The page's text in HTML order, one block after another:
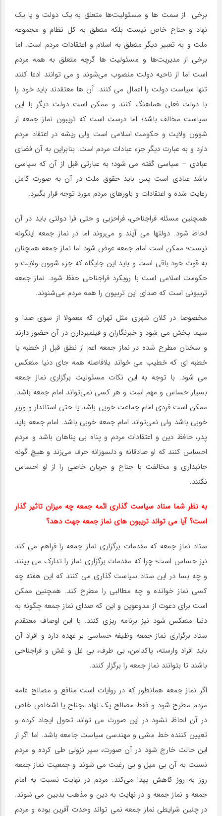
برخی از سمت ها و مسئولیت‌ها متعلق به یک دولت و یا یک
نهاد و جناح خاص نیست بلکه متعلق به کل نظام و مجموعه
ملت و به تعبیر دیگر متعلق به اسلام و اعتقادات مردم است. اما
برخی از مدیریت‌ها و مسئولیت ها گرچه متعلق به همه مردم
است اما از ناحیه دولت منصوب می‌شوند و می توانند ادعا کنند
تنها سیاست دولت را اعمال می کنند. آن ها معتقدند باید خود را
با دولت فعلی هماهنگ کنند و ممکن است دولت دیگر با این
سیاست مخالف باشد؛ اما درست است که تریبون نماز جمعه از
شوون ولایت و حکومت اسلامی است ولی ریشه در اعتقاد مردم
دارد و به عبارت دیگر جزء عبادات مردم است. بنابراین به آن فضای
عبادی – سیاسی گفته می شود؛ به عبارتی قبل از آن که سیاسی
باشد عبادی است پس باید حقوق ملت در آن به صورت کامل
رعایت شده و اعتقادات و باورهای مردم مورد توجه قرار بگیرد.
همچنین مسئله فراجناحی، فراحزبی و حتی فرا دولتی باید در آن
لحاظ شود. دولتها می آیند و می‌روند اما در نماز جمعه اینگونه
نیست؛ ممکن است امام جمعه عوض شود اما نماز جمعه همچنان
به قوت خود باقی است و باید این جایگاه که جزء شوون ولایت و
حکومت اسلامی است با رویکرد فراجناحی حفظ شود. نماز جمعه
تریبونی است که صدای این تربیون را همه مردم می‌شنوند.
مخصوصا در کلان شهری مثل تهران که معمولا از سوی صدا و
سیما پخش می شود و خبرنگاران و فیلمبردارن در آن حضور دارند
و سخنان مطرح شده در نماز جمعه اعم از نطق قبل از خطبه یا
خطبه ای که خطیب می خواند بلافاصله همه جای دنیا منعکس
می شود. با توجه به این نکات مسئولیت برگزاری نماز جمعه
بسیار حساس و مهم است و هر کسی نمی‌تواند امام جمعه باشد.
ممکن است فردی امام جماعت خوبی باشد یا حتی استاندار و وزیر
خوبی باشد ولی نمی‌تواند امام جمعه خوبی باشد. امام جمعه باید
پدر، حافظ دین و اعتقادات مردم و پناه بی پناهان باشد و مردم
احساس کنند که او صادقانه و دلسوزانه حرف می‌زند و هیچ گونه
جانبداری و مخالفت با جناح و جریان خاصی را از او احساس
نکنند.
به نظر شما ستاد سیاست گذاری ائمه جمعه چه میزان تاثیر گذار
است؟ آیا می تواند تریبون های نماز جمعه جهت دهد؟
ستاد نماز جمعه که مقدمات برگزاری نماز جمعه را فراهم می کند
نیز حساس است؛ چرا که مقدمات برگزاری نماز را تدارک می بینند
و چه بسا در این ستاد سیاست گذاری می کنند که این هفته چه
کسی نماز خوانده و چه مطالبی را مطرح کند. همچنین ممکن
است برای دعوت از مدوعوین و این که صدای نماز جمعه چگونه به
دنیا منعکس شود نیز برنامه ریزی کنند. با این اوصاف معتقدم
ستاد برگزاری نماز جمعه وظیفه حساسی بر عهده دارد و افراد آن
باید افراد وارسته، پاکدامن، بی طرف، بی غل و غش و فراجناحی
باشند تا بتوانند نماز جمعه را برگزار کنند.
اگر نماز جمعه همانطور که در روایات است منافع و مصالح عامه
مردم مطرح شود و فقط مصالح یک نهاد ،جناح یا اشخاص خاص
در آن لحاظ نشود در این صورت می تواند تحول ایجاد کرده و
تعیین کننده خط مشی و مهندسی سیاست جامعه باشد. اما اگر از
این حالت خارج شود در آن صورت، سیر نزولی طی کرده و مردم
نسبت به آن بی میل و بی رغبت می شوند و جمعیت نماز جمعه
روز به روز کاهش پیدا می‌کند. مردم در نهایت نسبت به امام
جمعه و نماز جمعه و در نهایت به دین و مذهب بدبین می شوند.
در چنین شرایطی نماز جمعه نمی تواند وحدت آفرین بوده و مردم